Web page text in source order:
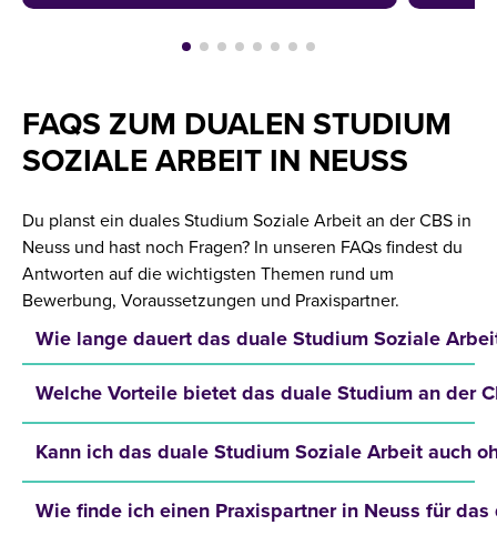
FAQS ZUM DUALEN STUDIUM
SOZIALE ARBEIT IN NEUSS
Du planst ein duales Studium Soziale Arbeit an der CBS in
Neuss und hast noch Fragen? In unseren FAQs findest du
Antworten auf die wichtigsten Themen rund um
Bewerbung, Voraussetzungen und Praxispartner.
Wie lange dauert das duale Studium Soziale
Welche Vorteile bietet das duale Studium an der
Kann ich das duale Studium Soziale Arbeit auch
Wie finde ich einen Praxispartner in Neuss für